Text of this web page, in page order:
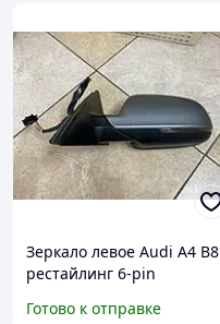
Зеркало левое Audi A4 B8
рестайлинг 6-pin
Готово к отправке